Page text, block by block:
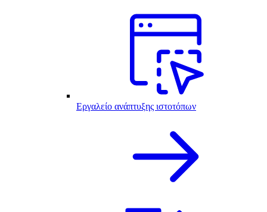
Εργαλείο ανάπτυξης ιστοτόπων